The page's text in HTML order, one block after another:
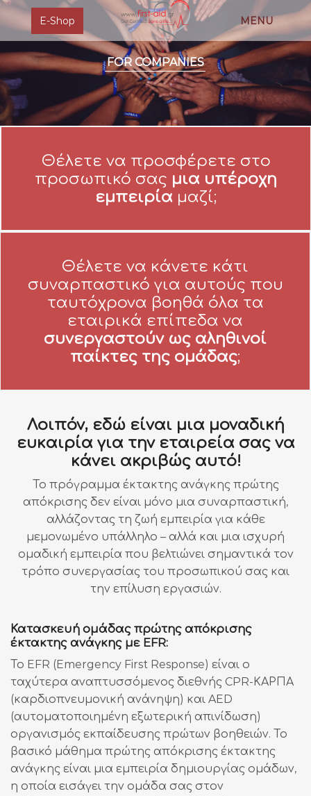
E-Shop MENU
FOR COMPANIES
Θέλετε να προσφέρετε στο
προσωπικό σας μια υπέροχη
εμπειρία μαζί;
Θέλετε να κάνετε κάτι
συναρπαστικό για αυτούς που
ταυτόχρονα βοηθά όλα τα
εταιρικά επίπεδα να
συνεργαστούν ως αληθινοί
παίκτες της ομάδας;
Λοιπόν, εδώ είναι μια μοναδική
ευκαιρία για την εταιρεία σας να
κάνει ακριβώς αυτό!
Το πρόγραμμα έκτακτης ανάγκης πρώτης
απόκρισης δεν είναι μόνο μια συναρπαστική,
αλλάζοντας τη ζωή εμπειρία για κάθε
μεμονωμένο υπάλληλο – αλλά και μια ισχυρή
ομαδική εμπειρία που βελτιώνει σημαντικά τον
τρόπο συνεργασίας του προσωπικού σας και
την επίλυση εργασιών.
Κατασκευή ομάδας πρώτης απόκρισης
έκτακτης ανάγκης με EFR:
Το EFR (Emergency First Response) είναι ο
ταχύτερα αναπτυσσόμενος διεθνής CPR-ΚΑΡΠΑ
(καρδιοπνευμονική ανάνηψη) και AED
(αυτοματοποιημένη εξωτερική απινίδωση)
οργανισμός εκπαίδευσης πρώτων βοηθειών. Το
βασικό μάθημα πρώτης απόκρισης έκτακτης
ανάγκης είναι μια εμπειρία δημιουργίας ομάδων,
η οποία εισάγει την ομάδα σας στον